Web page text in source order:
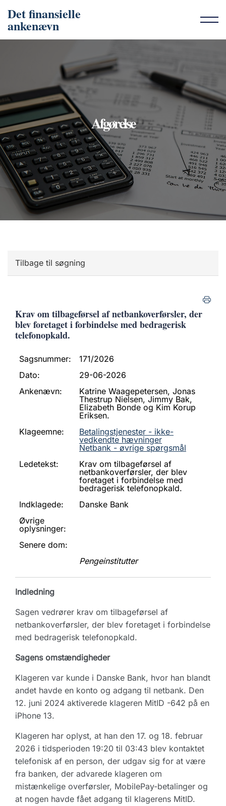
Det finansielle
ankenævn
Afgørelse
Tilbage til søgning
Krav om tilbageførsel af netbankoverførsler, der
blev foretaget i forbindelse med bedragerisk
telefonopkald.
Sagsnummer:
171/2026
Dato:
29-06-2026
Ankenævn:
Katrine Waagepetersen, Jonas
Thestrup Nielsen, Jimmy Bak,
Elizabeth Bonde og Kim Korup
Eriksen.
Klageemne:
Betalingstjenester - ikke-
vedkendte hævninger
Netbank - øvrige spørgsmål
Ledetekst:
Krav om tilbageførsel af
netbankoverførsler, der blev
foretaget i forbindelse med
bedragerisk telefonopkald.
Indklagede:
Danske Bank
Øvrige
oplysninger:
Senere dom:
Pengeinstitutter
Indledning
Sagen vedrører krav om tilbageførsel af
netbankoverførsler, der blev foretaget i forbindelse
med bedragerisk telefonopkald.
Sagens omstændigheder
Klageren var kunde i Danske Bank, hvor han blandt
andet havde en konto og adgang til netbank. Den
12. juni 2024 aktiverede klageren MitID -642 på en
iPhone 13.
Klageren har oplyst, at han den 17. og 18. februar
2026 i tidsperioden 19:20 til 03:43 blev kontaktet
telefonisk af en person, der udgav sig for at være
fra banken, der advarede klageren om
mistænkelige overførsler, MobilePay-betalinger og
at nogen havde fået adgang til klagerens MitID.